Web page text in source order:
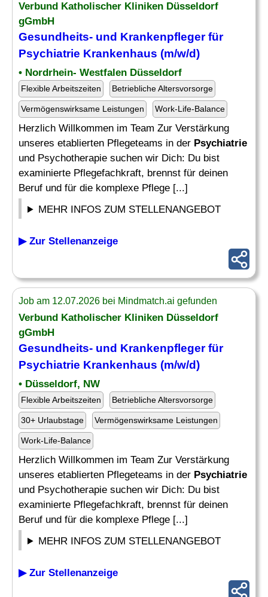
Verbund Katholischer Kliniken Düsseldorf
gGmbH
Gesundheits- und Krankenpflegerfür
Psychiatrie Krankenhaus (m/w/d)
• Nordrhein- Westfalen Düsseldorf
Flexible Arbeitszeiten Betriebliche Altersvorsorge
Vermögenswirksame Leistungen Work-Life-Balance
Herzlich Willkommen im Team Zur Verstärkung
unseres etablierten Pflegeteams in der Psychiatrie
und Psychotherapie suchen wir Dich: Du bist
examinierte Pflegefachkraft, brennst für deinen
Beruf und für die komplexe Pflege [...]
MEHR INFOS ZUM STELLENANGEBOT
▶ Zur Stellenanzeige
Job am 12.07.2026 bei Mindmatch.ai gefunden
Verbund Katholischer Kliniken Düsseldorf
gGmbH
Gesundheits- und Krankenpflegerfür
Psychiatrie Krankenhaus (m/w/d)
• Düsseldorf, NW
Flexible Arbeitszeiten Betriebliche Altersvorsorge
30+ Urlaubstage Vermögenswirksame Leistungen
Work-Life-Balance
Herzlich Willkommen im Team Zur Verstärkung
unseres etablierten Pflegeteams in der Psychiatrie
und Psychotherapie suchen wir Dich: Du bist
examinierte Pflegefachkraft, brennst für deinen
Beruf und für die komplexe Pflege [...]
MEHR INFOS ZUM STELLENANGEBOT
▶ Zur Stellenanzeige